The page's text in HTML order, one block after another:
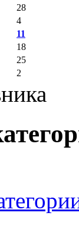
28
4
11
18
25
2